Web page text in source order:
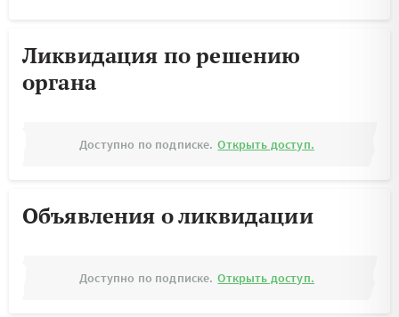
Ликвидация по решению
органа
Доступно по подписке. Открыть доступ.
Объявления о ликвидации
Доступно по подписке. Открыть доступ.